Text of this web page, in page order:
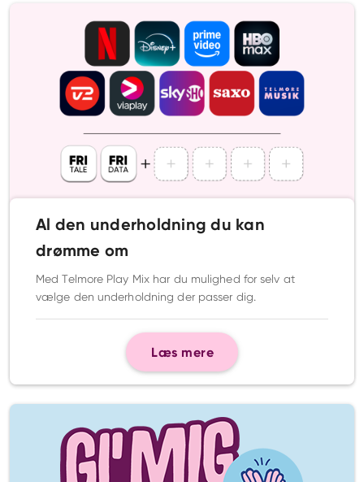
Al den underholdning du kan
drømme om
Med Telmore Play Mix har du mulighed for selv at
vælge den underholdning der passer dig.
Læs mere